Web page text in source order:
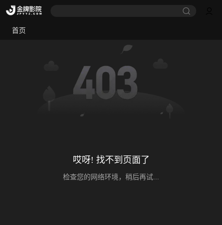
首页
哎呀! 找不到页面了
检查您的网络环境，稍后再试...